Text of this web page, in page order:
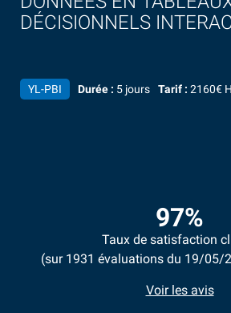
DÉCISIONNELS
YL-PBI Durée : 5 jours Tarif : 2160€
97%
Taux de satisfaction
(sur 1931 évaluations du 19/05/
Voir les avis